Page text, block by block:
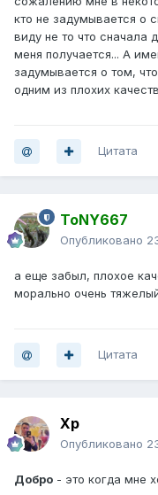
кто не задумывается о
виду не то что сначала
меня получается... А
задумывается о том,
одним из плохих
Цитата
ToNY667
Опубликовано
а еще забыл, плохое
морально очень
Цитата
Хр
Опубликовано
Добро - это когда мне